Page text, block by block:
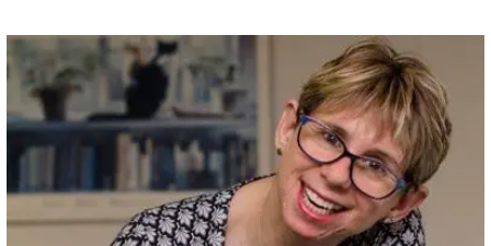
“每
一
宠
物
院
都